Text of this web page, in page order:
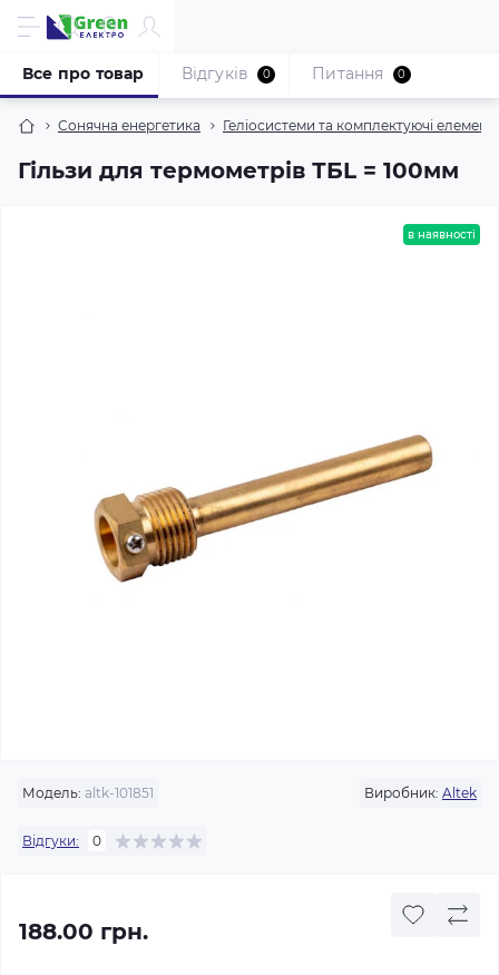
Сонячна енергетика Геліосистеми та комплектуючі
Гільзи для термометрів ТБL = 100мм
Все про товар Відгуків 0 Питання 0
в наявності
Модель: altk-101851 Виробник: Altek
Відгуки: 0
188.00 грн.